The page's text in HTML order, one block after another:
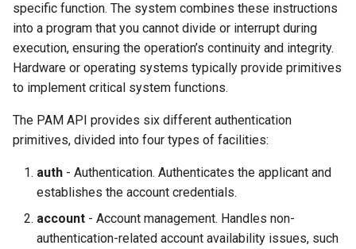
specific function. The system combines these instructions
into a program that you cannot divide or interrupt during
execution, ensuring the operation’s continuity and integrity.
Hardware or operating systems typically provide primitives
to implement critical system functions.
The PAM API provides six different authentication
primitives, divided into four types of facilities:
auth - Authentication. Authenticates the applicant and
establishes the account credentials.
account - Account management. Handles non-
authentication-related account availability issues, such